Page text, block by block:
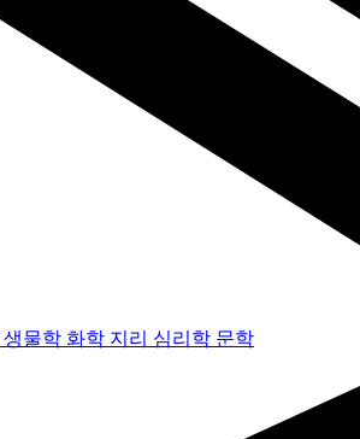
생물학 화학 지리 심리학 문학